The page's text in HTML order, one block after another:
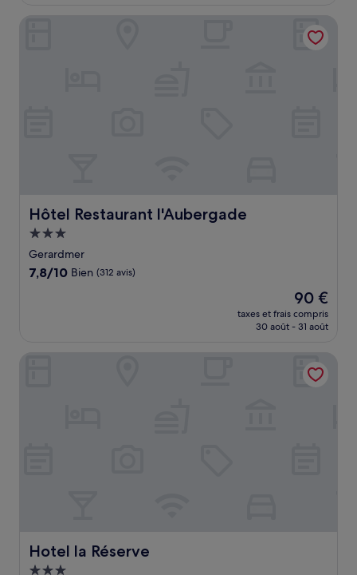
de
106 €
Hôtel Restaurant l'Aubergade
Hôtel Restaurant l'Aubergade
Hébergement
3.0 étoiles
Gerardmer
7.8
7,8/10 Bien (312 avis)
Le
nouveau
prix
de
90 €
90 €
taxes et frais compris
30 août - 31 août
Hotel la Réserve
Hotel la Réserve
Hébergement